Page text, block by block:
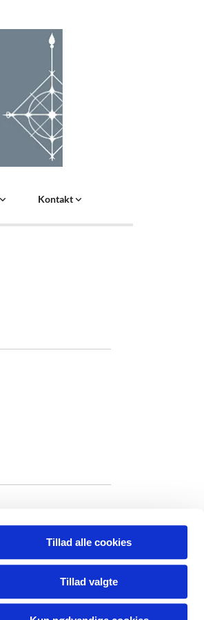
Tillad alle cookies
Tillad valgte
Kontakt